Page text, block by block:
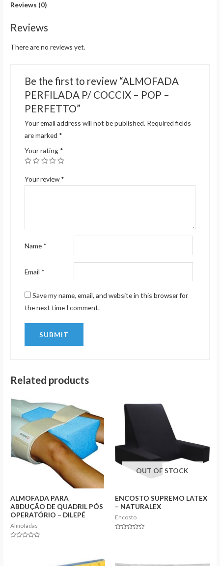
Reviews (0)
Reviews
There are no reviews yet.
Be the first to review “ALMOFADA
PERFILADA P/ COCCIX – POP –
PERFETTO”
Your email address will not be published. Required fields
are marked *
Your rating *
Your review*
Name *
Email *
Save my name, email, and website in this browser for
the next time I comment.
Related products
ALMOFADA PARA
ABDUÇÃO DE QUADRIL PÓS
OPERATÓRIO – DILEPÉ
Almofadas
OUT OF STOCK
ENCOSTO SUPREMO LATEX
– NATURALEX
Encosto